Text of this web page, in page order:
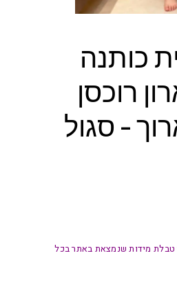
כותנה
רוכסן
– סגול
מידות שנמצאת באתר בכל